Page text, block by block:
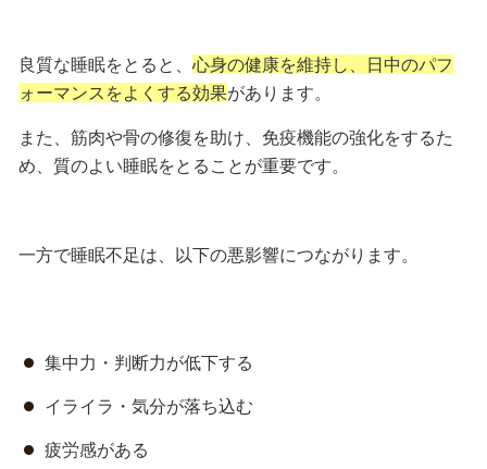
良質な睡眠をとると、 心身の健康を維持し、日中のパフ
ォーマンスをよくする効果があります。
また、 筋肉や骨の修復を助け、免疫機能の強化をするた
め、質のよい睡眠をとることが重要です。
一方で睡眠不足は、以下の悪影響につながります。
集中力・判断力が低下する
イライラ・気分が落ち込む
疲労感がある